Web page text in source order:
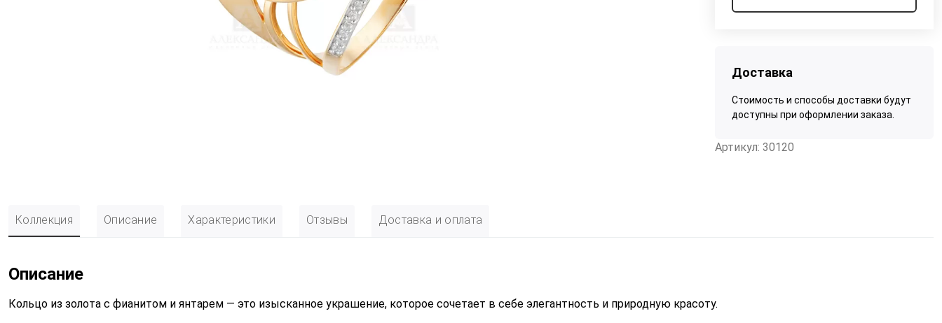
Доставка
Стоимость и способы доставки будут
доступны при оформлении заказа.
Артикул: 30120
Коллекция Описание Характеристики Отзывы Доставка и оплата
Описание
Кольцо из золота с фианитом и янтарем — это изысканное украшение, которое сочетает в себе элегантность и природную красоту.